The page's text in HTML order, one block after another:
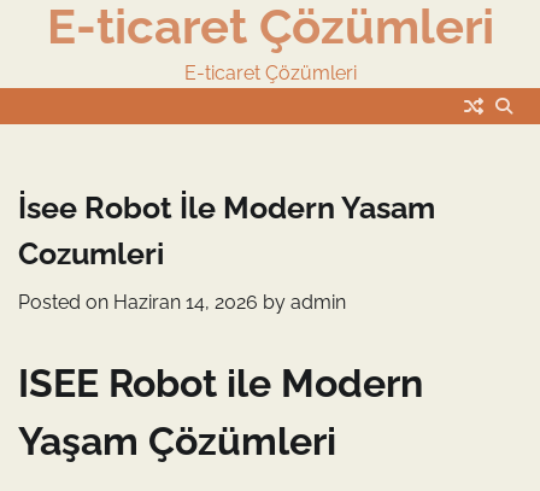
E-ticaret Çözümleri
E-ticaret Çözümleri
İsee Robot İle Modern Yasam
Cozumleri
Posted on Haziran 14, 2026 by admin
ISEE Robot ile Modern
Yaşam Çözümleri